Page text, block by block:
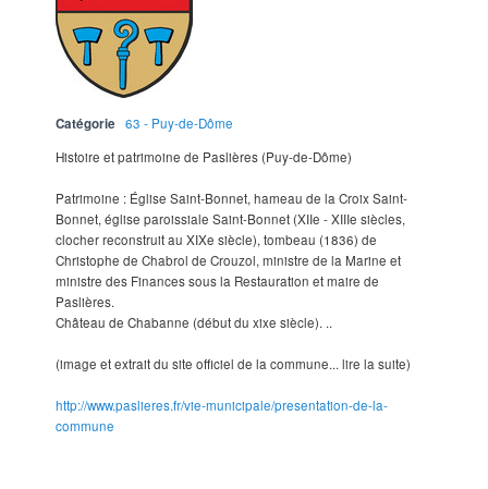
Catégorie
63 - Puy-de-Dôme
Histoire et patrimoine de Paslières (Puy-de-Dôme)
Patrimoine : Église Saint-Bonnet, hameau de la Croix Saint-
Bonnet, église paroissiale Saint-Bonnet (XIIe - XIIIe siècles,
clocher reconstruit au XIXe siècle), tombeau (1836) de
Christophe de Chabrol de Crouzol, ministre de la Marine et
ministre des Finances sous la Restauration et maire de
Paslières.
Château de Chabanne (début du xixe siècle). ..
(image et extrait du site officiel de la commune... lire la suite)
http://www.paslieres.fr/vie-municipale/presentation-de-la-
commune